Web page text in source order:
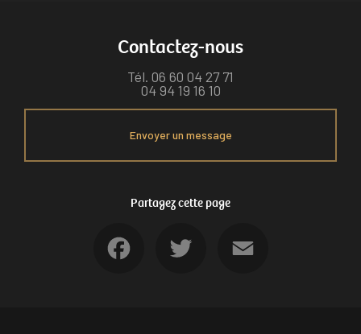
Contactez-nous
Tél. 06 60 04 27 71
04 94 19 16 10
Envoyer un message
Partagez cette page